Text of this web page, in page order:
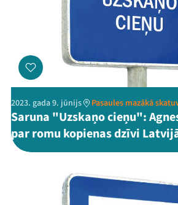
2023. gada 9. jūnijs Pasaules mazākā
Saruna "Uzskaņo cieņu":
par romu kopienas dzīvi